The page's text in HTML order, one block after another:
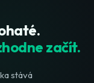
začít.
stává